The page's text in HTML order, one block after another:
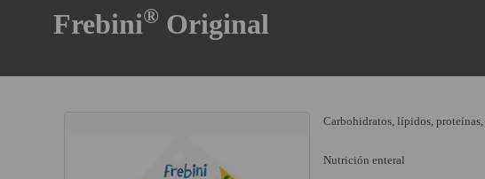
Frebini® Original
Carbohidratos, lípidos,
Nutrición enteral